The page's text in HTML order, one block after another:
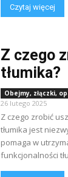
Czytaj więcej
Z czego
tłumika?
Obejmy, złączki,
26 lutego 2025
Z czego zrobić
tłumika jest
pomaga w
funkcjonalności